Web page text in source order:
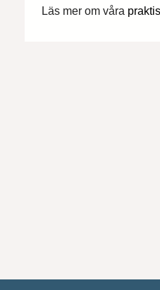
Läs mer om våra